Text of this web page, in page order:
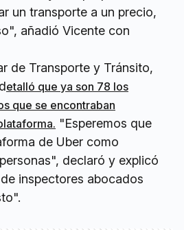
un transporte a un precio,
añadió Vicente con
de Transporte y Tránsito,
etalló que ya son 78 los
que se encontraban
"Esperemos que
de Uber como
declaró y explicó
inspectores abocados